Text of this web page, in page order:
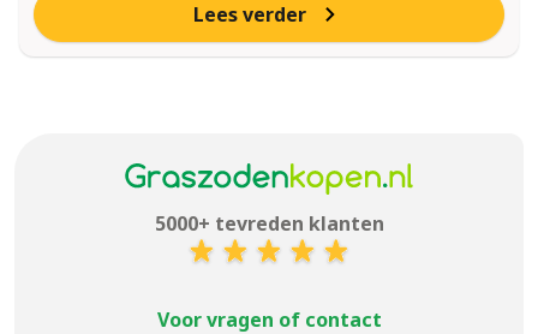
Lees verder
5000+ tevreden klanten
Voor vragen of contact